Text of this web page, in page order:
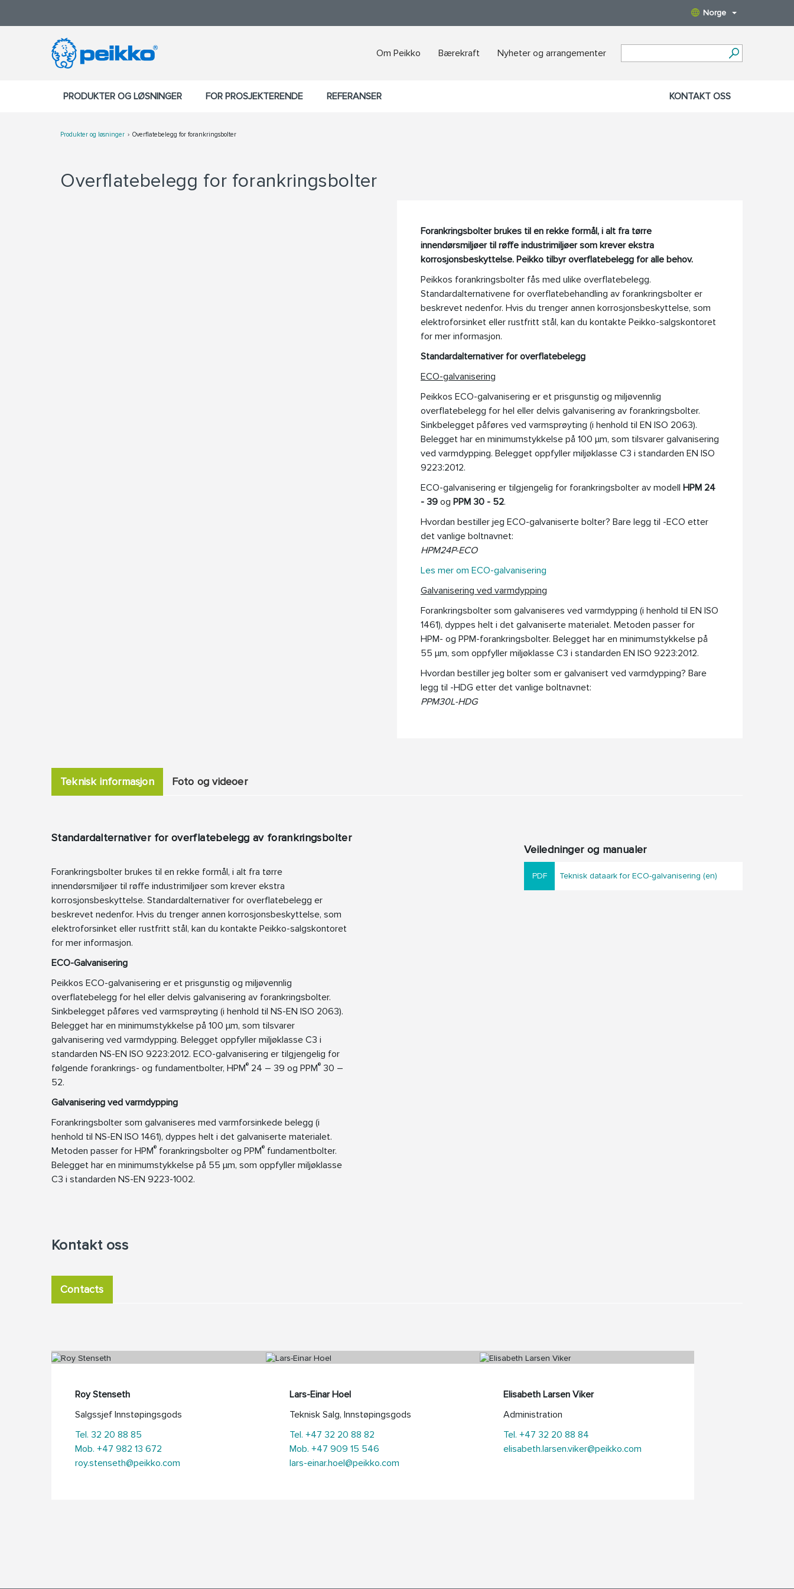
Norge
Om Peikko Bærekraft Nyheter og arrangementer
PRODUKTER OG LØSNINGER FOR PROSJEKTERENDE REFERANSER KONTAKT OSS
Produkter og løsninger Overflatebelegg for forankringsbolter
Overflatebelegg for forankringsbolter
Forankringsbolter brukes til en rekke formål, i alt fra tørre
innendørsmiljøer til røffe industrimiljøer som krever ekstra
korrosjonsbeskyttelse. Peikko tilbyr overflatebelegg for alle behov.
Peikkos forankringsbolter fås med ulike overflatebelegg.
Standardalternativene for overflatebehandling av forankringsbolter er
beskrevet nedenfor. Hvis du trenger annen korrosjonsbeskyttelse, som
elektroforsinket eller rustfritt stål, kan du kontakte Peikko-salgskontoret
for mer informasjon.
Standardalternativer for overflatebelegg
ECO-galvanisering
Peikkos ECO-galvanisering er et prisgunstig og miljøvennlig
overflatebelegg for hel eller delvis galvanisering av forankringsbolter.
Sinkbelegget påføres ved varmsprøyting (i henhold til EN ISO 2063).
Belegget har en minimumstykkelse på 100 µm, som tilsvarer galvanisering
ved varmdypping. Belegget oppfyller miljøklasse C3 i standarden EN ISO
9223:2012.
ECO-galvanisering er tilgjengelig for forankringsbolter av modell HPM 24
- 39 og PPM 30 - 52.
Hvordan bestiller jeg ECO-galvaniserte bolter? Bare legg til -ECO etter
det vanlige boltnavnet:
HPM24P-ECO
Les mer om ECO-galvanisering
Galvanisering ved varmdypping
Forankringsbolter som galvaniseres ved varmdypping (i henhold til EN ISO
1461), dyppes helt i det galvaniserte materialet. Metoden passer for
HPM- og PPM-forankringsbolter. Belegget har en minimumstykkelse på
55 µm, som oppfyller miljøklasse C3 i standarden EN ISO 9223:2012.
Hvordan bestiller jeg bolter som er galvanisert ved varmdypping? Bare
legg til -HDG etter det vanlige boltnavnet:
PPM30L-HDG
Teknisk informasjon Foto og videoer
Standardalternativer for overflatebelegg av forankringsbolter
Forankringsbolter brukes til en rekke formål, i alt fra tørre
innendørsmiljøer til røffe industrimiljøer som krever ekstra
korrosjonsbeskyttelse. Standardalternativer for overflatebelegg er
beskrevet nedenfor. Hvis du trenger annen korrosjonsbeskyttelse, som
elektroforsinket eller rustfritt stål, kan du kontakte Peikko-salgskontoret
for mer informasjon.
ECO-Galvanisering
Peikkos ECO-galvanisering er et prisgunstig og miljøvennlig
overflatebelegg for hel eller delvis galvanisering av forankringsbolter.
Sinkbelegget påføres ved varmsprøyting (i henhold til NS-EN ISO 2063).
Belegget har en minimumstykkelse på 100 µm, som tilsvarer
galvanisering ved varmdypping. Belegget oppfyller miljøklasse C3 i
standarden NS-EN ISO 9223:2012. ECO-galvanisering er tilgjengelig for
følgende forankrings- og fundamentbolter, HPM® 24 – 39 og PPM® 30 –
52.
Galvanisering ved varmdypping
Forankringsbolter som galvaniseres med varmforsinkede belegg (i
henhold til NS-EN ISO 1461), dyppes helt i det galvaniserte materialet.
Metoden passer for HPM® forankringsbolter og PPM® fundamentbolter.
Belegget har en minimumstykkelse på 55 µm, som oppfyller miljøklasse
C3 i standarden NS-EN 9223-1002.
Veiledninger og manualer
Teknisk dataark for ECO-galvanisering (en)
Kontakt oss
Contacts
Roy Stenseth
Salgssjef Innstøpingsgods
Tel. 32 20 88 85
Mob. +47 982 13 672
roy.stenseth@peikko.com
Lars-Einar Hoel
Teknisk Salg, Innstøpingsgods
Tel. +47 32 20 88 82
Mob. +47 909 15 546
lars-einar.hoel@peikko.com
Elisabeth Larsen Viker
Administration
Tel. +47 32 20 88 84
elisabeth.larsen.viker@peikko.com